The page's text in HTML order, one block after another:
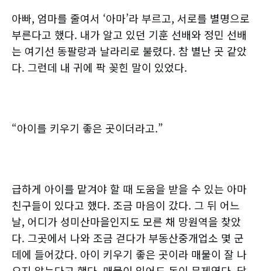
아빠, 엄마를 줄여서 ‘아마’라 부르고, 서로를 별명으로
부른다고 했다. 내가 알고 있던 기훈 선배와 정민 선배
는 여기선 동팔랑과 날라리로 불렸다. 참 별난 곳 같았
다. 그런데 내 귀에 팍 꽂힌 말이 있었다.
“아이를 키우기 좋은 곳이더라고.”
급하게 아이를 맡겨야 할 때 도움을 받을 수 있는 아마
친구들이 있다고 했다. 조금 마음이 갔다. 그 뒤 어느
날, 어디가 성미산마을인지도 모른 채 망원역을 찾았
다. 그곳에서 나와 조금 걷다가 부동산중개업소 몇 군
데에 들어갔다. 아이 키우기 좋은 곳이라 매물이 잘 나